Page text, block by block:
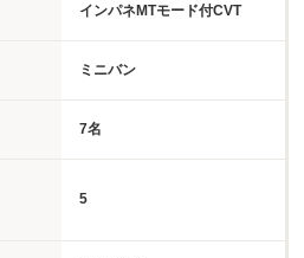
インパネMTモード付CVT
ミニバン
7名
5